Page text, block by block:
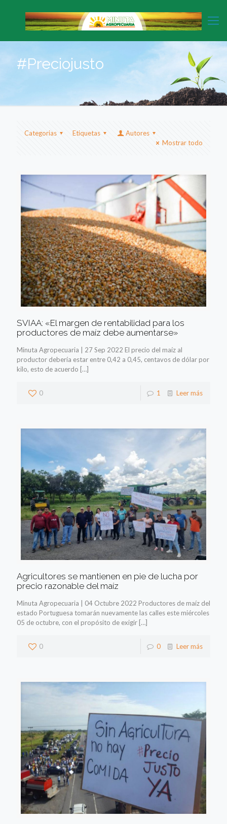
#Preciojusto
Categorias Etiquetas
Autores
Mostrar todo
SVIAA: «El margen de rentabilidad para los
productores de maíz debe aumentarse»
Minuta Agropecuaria | 27 Sep 2022 El precio del maíz al
productor debería estar entre 0,42 a 0,45, centavos de dólar por
kilo, esto de acuerdo […]
0 1 Leer más
Agricultores se mantienen en pie de lucha por
precio razonable del maíz
Minuta Agropecuaria | 04 Octubre 2022 Productores de maíz del
estado Portuguesa tomarán nuevamente las calles este miércoles
05 de octubre, con el propósito de exigir […]
0 0 Leer más